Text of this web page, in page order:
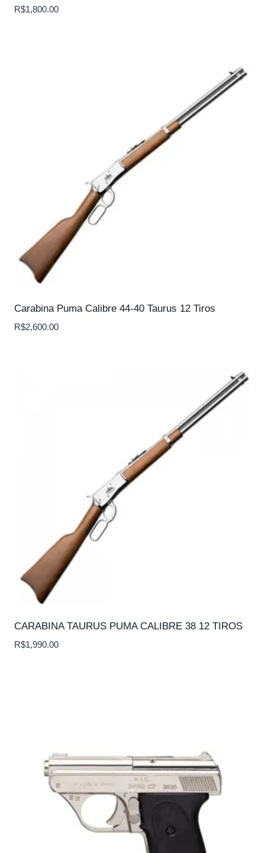
R$1,800.00
Carabina Puma Calibre 44-40 Taurus 12 Tiros
R$2,600.00
CARABINA TAURUS PUMA CALIBRE 38 12 TIROS
R$1,990.00